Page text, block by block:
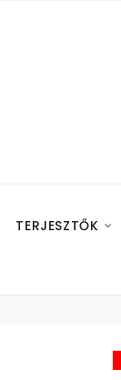
TERJESZTŐK